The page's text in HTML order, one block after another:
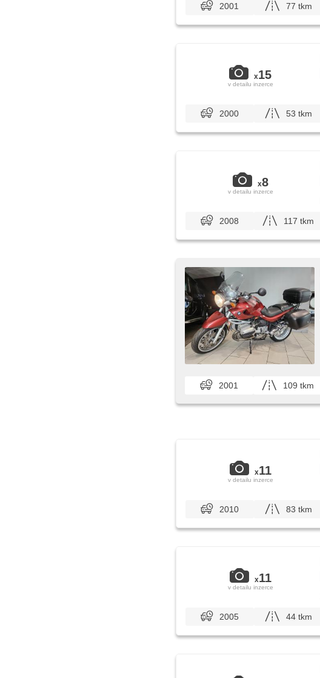
2001 77 tkm
x15
v detailu inzerce
2000 53 tkm
x8
v detailu inzerce
2008 117 tkm
2001 109 tkm
x11
v detailu inzerce
2010 83 tkm
x11
v detailu inzerce
2005 44 tkm